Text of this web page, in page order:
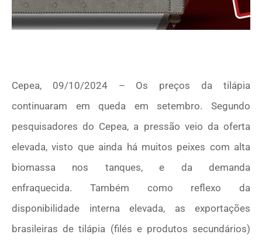
Cepea, 09/10/2024 – Os preços da tilápia
continuaram em queda em setembro. Segundo
pesquisadores do Cepea, a pressão veio da oferta
elevada, visto que ainda há muitos peixes com alta
biomassa nos tanques, e da demanda
enfraquecida. Também como reflexo da
disponibilidade interna elevada, as exportações
brasileiras de tilápia (filés e produtos secundários)